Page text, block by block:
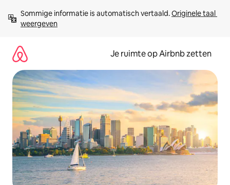
direct
naar
Sommige informatie is automatisch vertaald. Originele taal
weergeven
Je ruimte op Airbnb zetten